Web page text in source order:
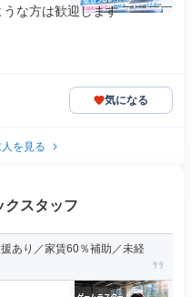
な方は歓迎します ￣￣￣￣
気になる
を見る
クスタッフ
あり／家賃60％補助／未経